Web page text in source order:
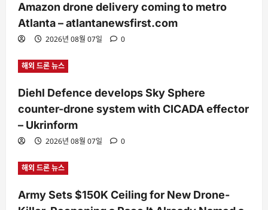
Amazon drone delivery coming to metro
Atlanta – atlantanewsfirst.com
2026년 08월 07일 0
해외 드론 뉴스
Diehl Defence develops Sky Sphere
counter-drone system with CICADA effector
– Ukrinform
2026년 08월 07일 0
해외 드론 뉴스
Army Sets $150K Ceiling for New Drone-